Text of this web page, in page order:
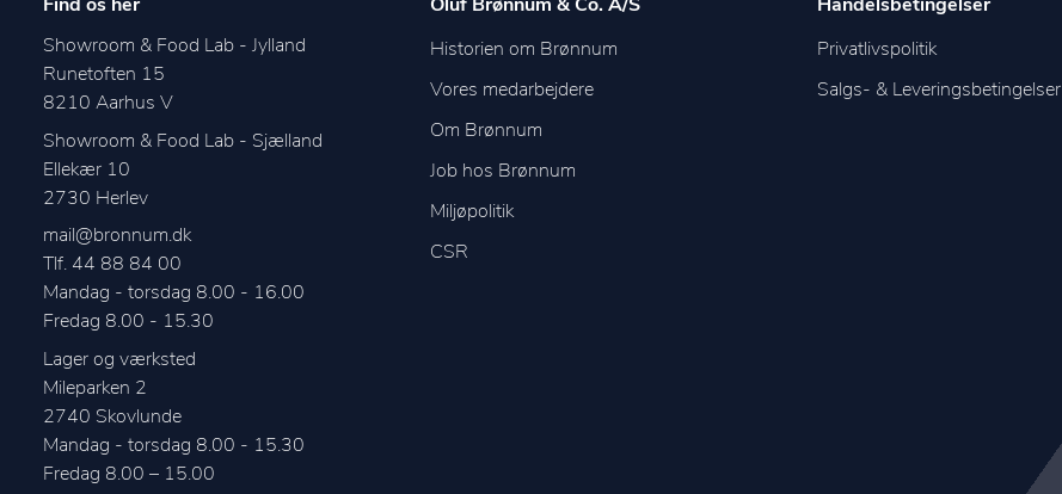
Showroom & Food Lab - Jylland
Runetoften 15
8210 Aarhus V
Showroom & Food Lab - Sjælland
Ellekær 10
2730 Herlev
mail@bronnum.dk
Tlf. 44 88 84 00
Mandag - torsdag 8.00 - 16.00
Fredag 8.00 - 15.30
Lager og værksted
Mileparken 2
2740 Skovlunde
Mandag - torsdag 8.00 - 15.30
Historien om Brønnum
Vores medarbejdere
Om Brønnum
Job hos Brønnum
Miljøpolitik
CSR
Privatlivspolitik
Salgs- & Leveringsbetingelser